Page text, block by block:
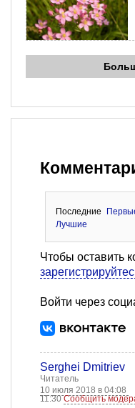
Последние
Лучшие
Чтобы оставить
Войти через
Serghei Dmitriev
Читатель
10 июля 2018 в 04:08
11:30Сообщить